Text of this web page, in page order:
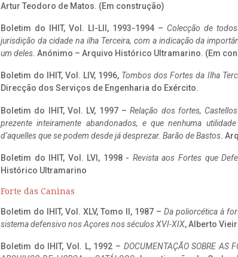
Artur Teodoro de Matos. (Em construção)
Boletim do IHIT, Vol. LI-LII, 1993-1994 – Colecção de
jurisdição da cidade na ilha Terceira, com a indicação da
um deles. Anónimo – Arquivo Histórico Ultramarino. (Em
Boletim do IHIT, Vol. LIV, 1996, Tombos dos Fortes da Ilha
Direcção dos Serviços de Engenharia do Exército.
Boletim do IHIT, Vol. LV, 1997 –Relação dos fortes,
prezente inteiramente abandonados, e que nenhuma
d’aquelles que se podem desde já desprezar. Barão de Bastos.
Boletim do IHIT, Vol. LVI, 1998 - Revista aos Fortes que
Histórico Ultramarino
Forte das Caninas
Boletim do IHIT, Vol. XLV, Tomo II, 1987 – Da poliorcética à
sistema defensivo nos Açores nos séculos XVI-XIX, Alberto
Boletim do IHIT, Vol. L, 1992 – DOCUMENTAÇÃO SOBRE AS